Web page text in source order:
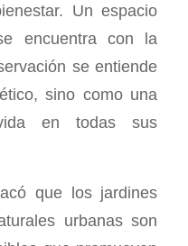
Un espacio
encuentra con la
se entiende
sino como una
en todas sus
que los jardines
urbanas son